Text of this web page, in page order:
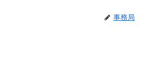
事務局